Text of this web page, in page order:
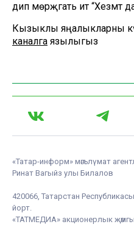
дип мөрәҗәгать итә “Хезмәт
Кызыклы яңалыкларны
каналга язылыгыз
«Татар-информ» мәгълүмат
Ринат Вагыйз улы Билалов
420066, Татарстан
йорт.
«ТАТМЕДИА» акционерлык